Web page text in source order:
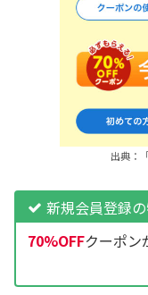
出典：
新規会員登録
70%OFFクーポン